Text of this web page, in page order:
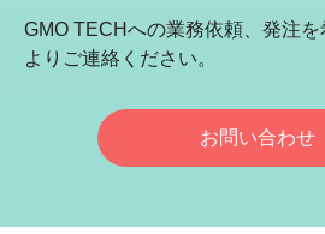
GMO TECHへの業務依頼、発注
よりご連絡ください。
お問い合わせ